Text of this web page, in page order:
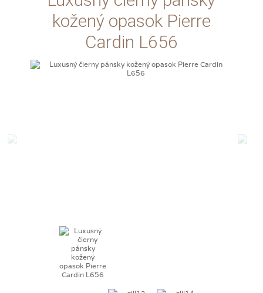
kožený opasok Pierre
Cardin L656